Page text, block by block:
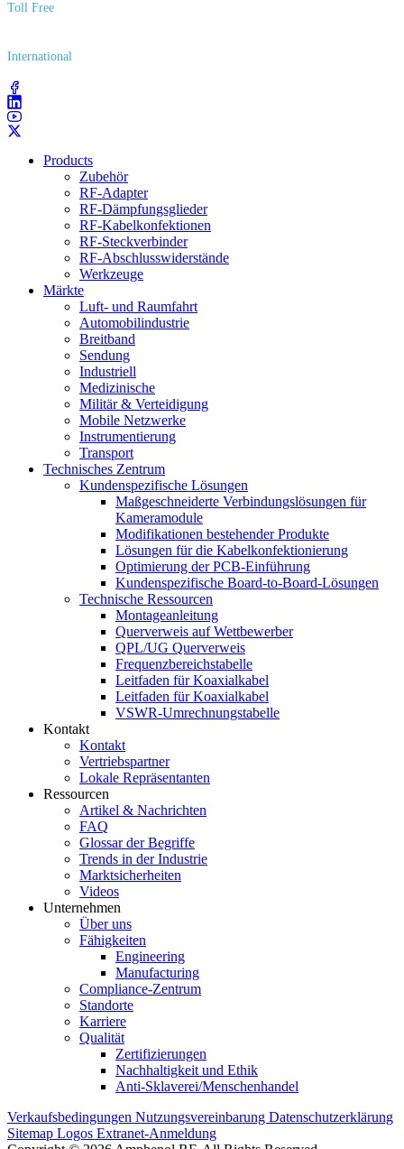
Toll Free
International
Products
Zubehör
RF-Adapter
RF-Dämpfungsglieder
RF-Kabelkonfektionen
RF-Steckverbinder
RF-Abschlusswiderstände
Werkzeuge
Märkte
Luft- und Raumfahrt
Automobilindustrie
Breitband
Sendung
Industriell
Medizinische
Militär & Verteidigung
Mobile Netzwerke
Instrumentierung
Transport
Technisches Zentrum
Kundenspezifische Lösungen
Maßgeschneiderte Verbindungslösungen für
Kameramodule
Modifikationen bestehender Produkte
Lösungen für die Kabelkonfektionierung
Optimierung der PCB-Einführung
Kundenspezifische Board-to-Board-Lösungen
Technische Ressourcen
Montageanleitung
Querverweis auf Wettbewerber
QPL/UG Querverweis
Frequenzbereichstabelle
Leitfaden für Koaxialkabel
Leitfaden für Koaxialkabel
VSWR-Umrechnungstabelle
Kontakt
Kontakt
Vertriebspartner
Lokale Repräsentanten
Ressourcen
Artikel & Nachrichten
FAQ
Glossar der Begriffe
Trends in der Industrie
Marktsicherheiten
Videos
Unternehmen
Über uns
Fähigkeiten
Engineering
Manufacturing
Compliance-Zentrum
Standorte
Karriere
Qualität
Zertifizierungen
Nachhaltigkeit und Ethik
Anti-Sklaverei/Menschenhandel
Verkaufsbedingungen Nutzungsvereinbarung Datenschutzerklärung
Sitemap Logos Extranet-Anmeldung